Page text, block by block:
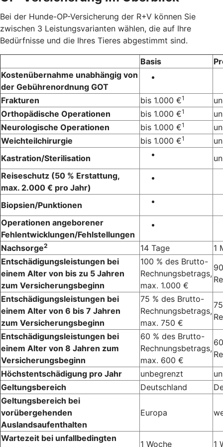
Bei der Hunde-OP-Versicherung der R+V können Sie
zwischen 3 Leistungsvarianten wählen, die auf Ihre
Bedürfnisse und die Ihres Tieres abgestimmt sind.
Basis
Kostenübernahme unabhängig von
der Gebührenordnung GOT
Frakturen
bis 1.000 €1
Orthopädische Operationen
bis 1.000 €1
Neurologische Operationen
bis 1.000 €1
Weichteilchirurgie
bis 1.000 €1
Kastration/Sterilisation
Reiseschutz (50 % Erstattung,
max. 2.000 € pro Jahr)
Biopsien/Punktionen
Operationen angeborener
Fehlentwicklungen/Fehlstellungen
Nachsorge2 14 Tage
1
Entschädigungsleistungen bei
einem Alter von bis zu 5 Jahren
zum Versicherungsbeginn
100 % des Brutto-
Rechnungsbetrags,
max. 1.000 €
Entschädigungsleistungen bei
einem Alter von 6 bis 7 Jahren
zum Versicherungsbeginn
75 % des Brutto-
Rechnungsbetrags,
max. 750 €
Entschädigungsleistungen bei
einem Alter von 8 Jahren zum
Versicherungsbeginn
60 % des Brutto-
Rechnungsbetrags,
max. 600 €
Höchstentschädigung pro Jahr
unbegrenzt
Geltungsbereich
Deutschland
Geltungsbereich bei
vorübergehenden
Auslandsaufenthalten
Europa
Wartezeit bei unfallbedingten
1 Woche 1